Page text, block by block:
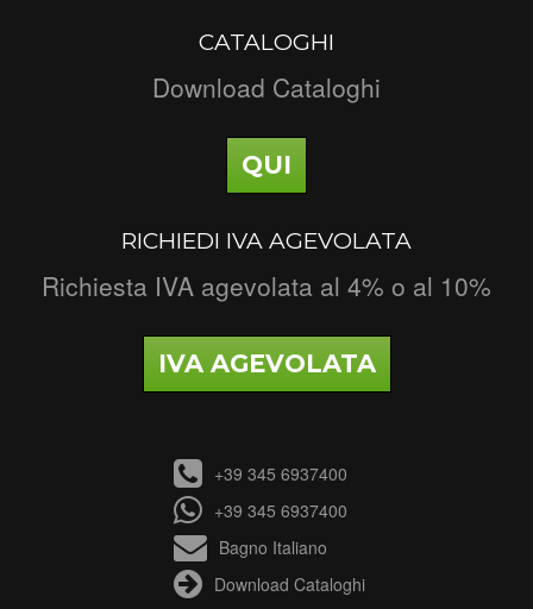
CATALOGHI
Download Cataloghi
QUI
RICHIEDI IVA AGEVOLATA
Richiesta IVA agevolata al 4% o al 10%
IVA AGEVOLATA
+39 345 6937400
+39 345 6937400
Bagno Italiano
Download Cataloghi